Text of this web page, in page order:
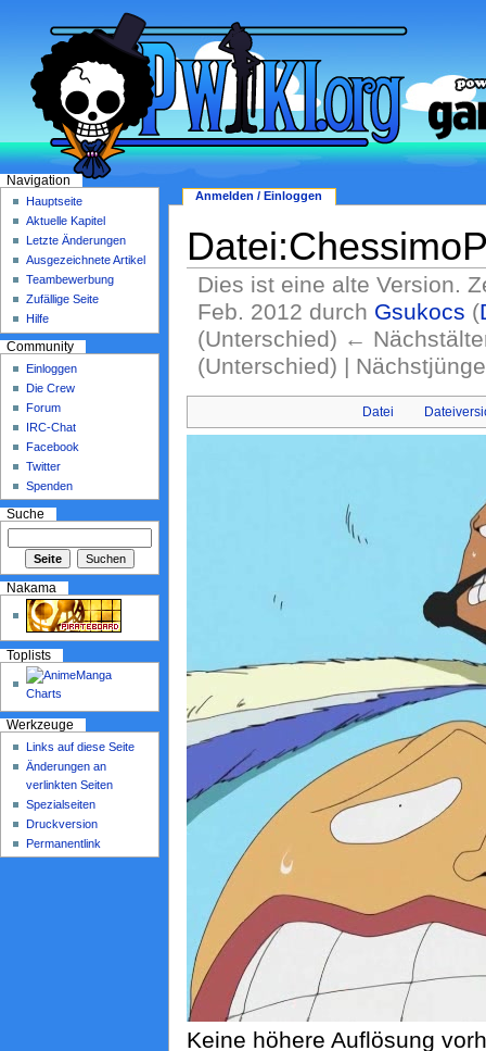
Dies ist eine alte Version.
Feb. 2012 durch Gsukocs (
(Unterschied) ←
(Unterschied) |
Datei
Keine höhere Auflösung
Anmelden / Einloggen
Navigation
Hauptseite
Aktuelle Kapitel
Letzte Änderungen
Ausgezeichnete Artikel
Teambewerbung
Zufällige Seite
Hilfe
Community
Einloggen
Die Crew
Forum
IRC-Chat
Facebook
Twitter
Spenden
Suche
Nakama
Toplists
Werkzeuge
Links auf diese Seite
Änderungen an
verlinkten Seiten
Spezialseiten
Druckversion
Permanentlink